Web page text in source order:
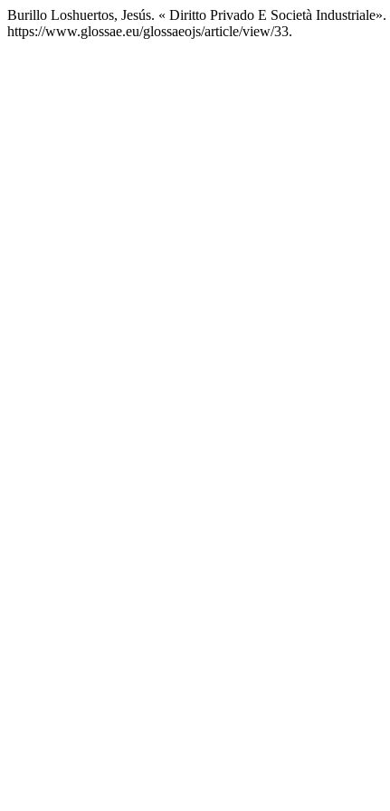
Burillo Loshuertos, Jesús. « Diritto Privado E Società Industriale».
https://www.glossae.eu/glossaeojs/article/view/33.